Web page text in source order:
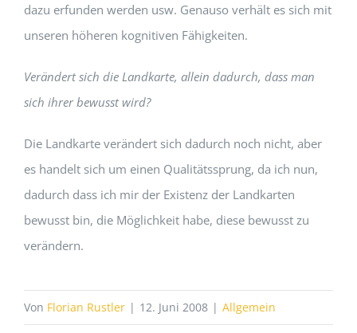
dazu erfunden werden usw. Genauso verhält es sich mit
unseren höheren kognitiven Fähigkeiten.
Verändert sich die Landkarte, allein dadurch, dass man
sich ihrer bewusst wird?
Die Landkarte verändert sich dadurch noch nicht, aber
es handelt sich um einen Qualitätssprung, da ich nun,
dadurch dass ich mir der Existenz der Landkarten
bewusst bin, die Möglichkeit habe, diese bewusst zu
verändern.
Von Florian Rustler | 12. Juni 2008 | Allgemein